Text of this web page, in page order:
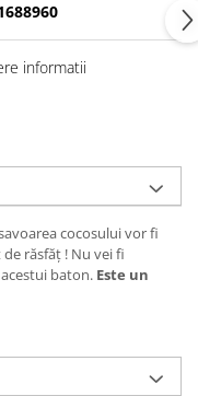
informatii
cocosului vor fi
răsfăț ! Nu vei fi
baton. Este un